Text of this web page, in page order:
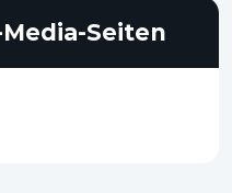
Media-Seiten